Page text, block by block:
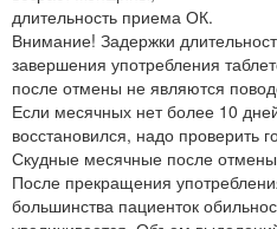
длительность приема ОК.
Внимание! Задержки
завершения употребления
после отмены не являются
Если месячных нет более 10
восстановился, надо проверить
Скудные месячные после
После прекращения
большинства пациенток